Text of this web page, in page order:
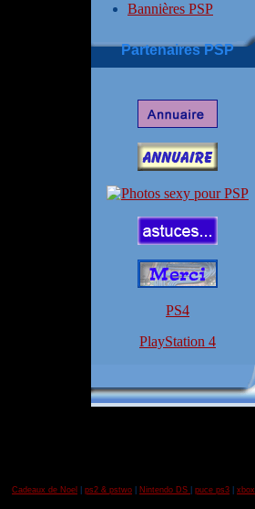
Bannières PSP
Partenaires PSP
PS4
PlayStation 4
Cadeaux de Noel
ps2 & pstwo Nintendo DS puce ps3 xbox